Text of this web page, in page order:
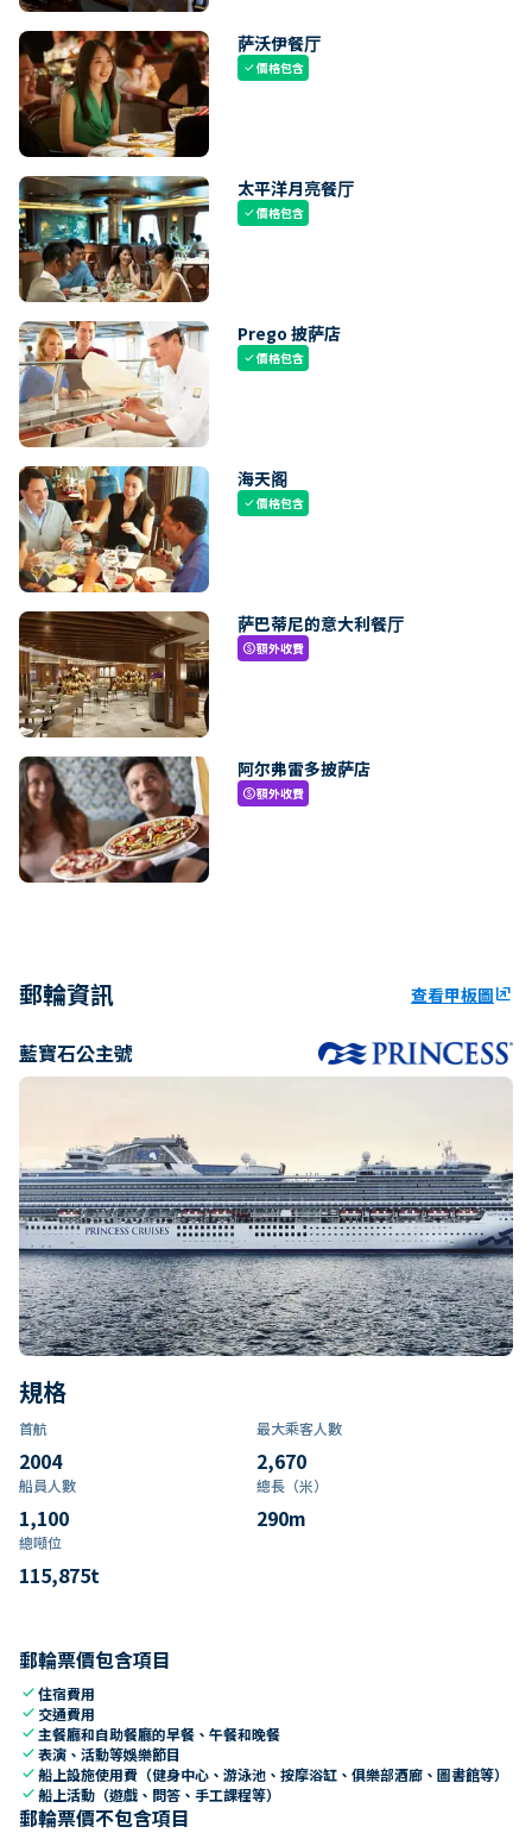
萨沃伊餐厅
check價格包含
太平洋月亮餐厅
check價格包含
Prego 披萨店
check價格包含
海天阁
check價格包含
萨巴蒂尼的意大利餐厅
paid額外收費
阿尔弗雷多披萨店
paid額外收費
郵輪資訊 查看甲板圖ungroup
藍寶石公主號
規格
首航
2004
最大乘客人數
2,670
船員人數
1,100
總長（米）
290m
總噸位
115,875t
郵輪票價包含項目
check住宿費用
check 交通費用
check 主餐廳和自助餐廳的早餐、午餐和晚餐
check表演、活動等娛樂節目
check船上設施使用費（健身中心、游泳池、按摩浴缸、俱樂部酒廊、圖書館等）
check船上活動（遊戲、問答、手工課程等）
郵輪票價不包含項目